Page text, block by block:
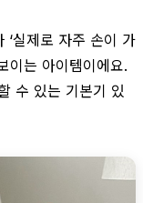
‘실제로 자주 손이 가
이는 아이템이에요.
수 있는 기본기 있